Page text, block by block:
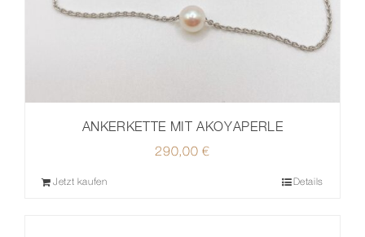
ANKERKETTE MIT AKOYAPERLE
290,00 €
Jetzt kaufen Details